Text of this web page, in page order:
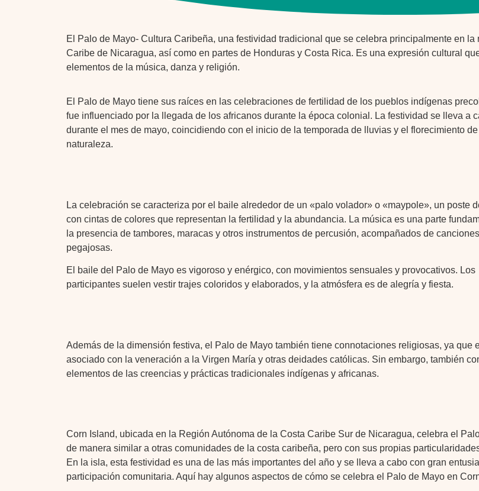
El Palo de Mayo- Cultura Caribeña, una festividad tradicional que se celebra principalmente en la
Caribe de Nicaragua, así como en partes de Honduras y Costa Rica. Es una expresión cultural
elementos de la música, danza y religión.
El Palo de Mayo tiene sus raíces en las celebraciones de fertilidad de los pueblos indígenas
fue influenciado por la llegada de los africanos durante la época colonial. La festividad se lleva a
durante el mes de mayo, coincidiendo con el inicio de la temporada de lluvias y el florecimiento de
naturaleza.
La celebración se caracteriza por el baile alrededor de un «palo volador» o «maypole», un poste
con cintas de colores que representan la fertilidad y la abundancia. La música es una parte
la presencia de tambores, maracas y otros instrumentos de percusión, acompañados de
pegajosas.
El baile del Palo de Mayo es vigoroso y enérgico, con movimientos sensuales y provocativos. Los
participantes suelen vestir trajes coloridos y elaborados, y la atmósfera es de alegría y fiesta.
Además de la dimensión festiva, el Palo de Mayo también tiene connotaciones religiosas, ya que
asociado con la veneración a la Virgen María y otras deidades católicas. Sin embargo, también
elementos de las creencias y prácticas tradicionales indígenas y africanas.
Corn Island, ubicada en la Región Autónoma de la Costa Caribe Sur de Nicaragua, celebra el
de manera similar a otras comunidades de la costa caribeña, pero con sus propias
En la isla, esta festividad es una de las más importantes del año y se lleva a cabo con gran
participación comunitaria. Aquí hay algunos aspectos de cómo se celebra el Palo de Mayo en